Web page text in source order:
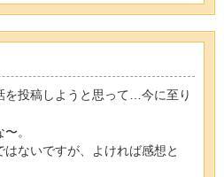
を投稿しようと思って…今に至り
。
ないですが、よければ感想と